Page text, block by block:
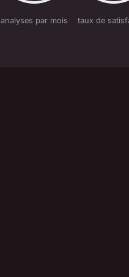
analyses par mois taux de